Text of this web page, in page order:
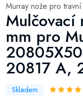
Murray nože pro
Mulčovací
mm pro
20817 A,
Skladem